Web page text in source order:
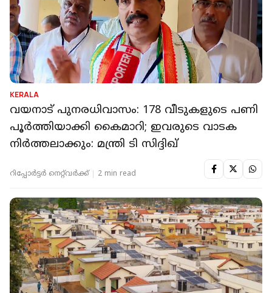
KERALA
വയനാട് പുനരധിവാസം: 178 വീടുകളുടെ പണി
പൂര്‍ത്തിയാക്കി കൈമാറി; ഇവരുടെ വാടക
നിര്‍ത്തലാക്കും: മന്ത്രി ടി സിദ്ദിഖ്
റിപ്പോർട്ടർ നെറ്റ്‌വര്‍ക്ക്‌ 2 min read